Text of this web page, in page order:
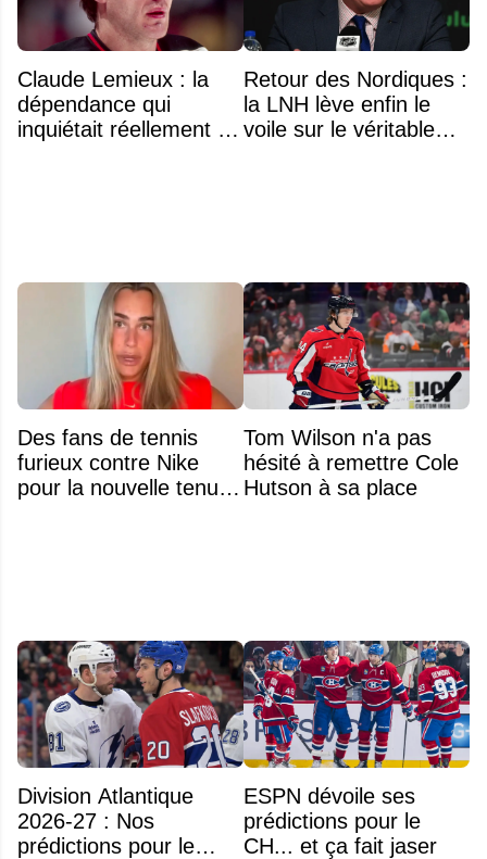
Claude Lemieux : la
dépendance qui
inquiétait réellement sa
Retour des Nordiques :
la LNH lève enfin le
voile sur le véritable
Des fans de tennis
furieux contre Nike
pour la nouvelle tenue
Tom Wilson n'a pas
hésité à remettre Cole
Hutson à sa place
Division Atlantique
2026-27 : Nos
prédictions pour le
ESPN dévoile ses
prédictions pour le
CH... et ça fait jaser